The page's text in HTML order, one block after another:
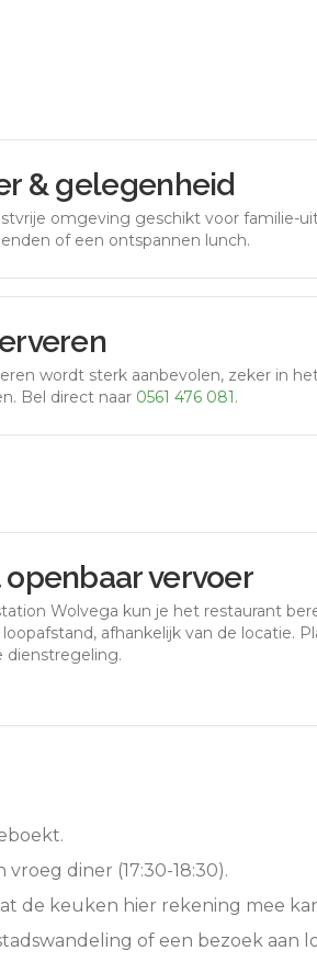
& gelegenheid
omgeving geschikt voor familie-
of een ontspannen lunch.
wordt sterk aanbevolen, zeker in
Bel direct naar 0561 476 081.
openbaar vervoer
Wolvega kun je het restaurant
afhankelijk van de locatie.
dienstregeling.
diner (17:30-18:30).
de keuken hier rekening mee
of een bezoek aan